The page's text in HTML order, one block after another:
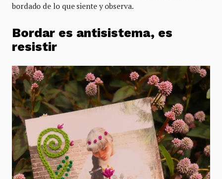
bordado de lo que siente y observa.
Bordar es antisistema, es
resistir